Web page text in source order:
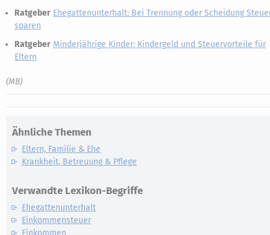
Ratgeber Ehegattenunterhalt: Bei Trennung oder Scheidung
sparen
Ratgeber Minderjährige Kinder: Kindergeld und Steuervorteile für
Eltern
(MB)
Ähnliche Themen
Eltern, Familie & Ehe
Krankheit, Betreuung & Pflege
Verwandte Lexikon-Begriffe
Ehegattenunterhalt
Einkommensteuer
Einkommen